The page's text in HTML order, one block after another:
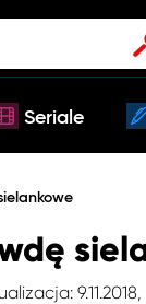
Seriale